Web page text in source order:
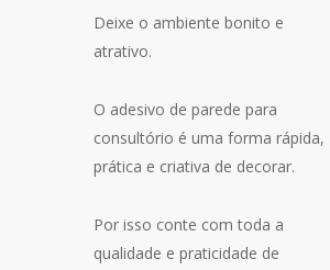
Deixe o ambiente bonito e
atrativo.
O adesivo de parede para
consultório é uma forma rápida,
prática e criativa de decorar.
Por isso conte com toda a
qualidade e praticidade de